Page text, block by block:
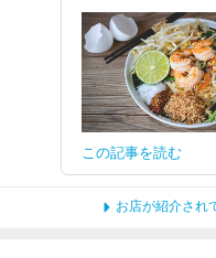
この記事を読む
お店が紹介され